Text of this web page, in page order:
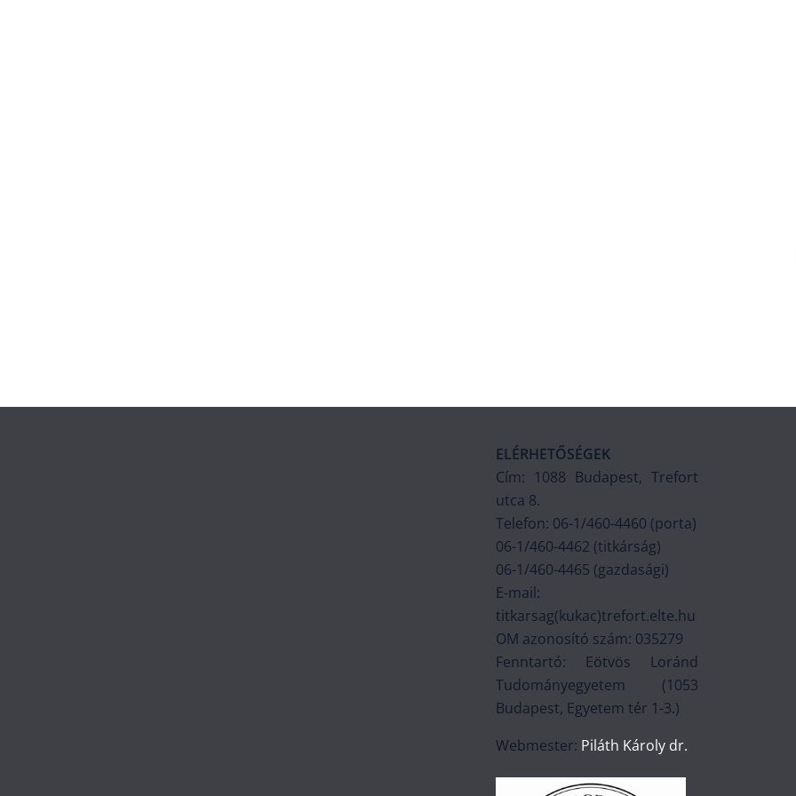
ELÉRHETŐSÉGEK
Cím: 1088 Budapest, Trefort
utca 8.
Telefon: 06-1/460-4460 (porta)
06-1/460-4462 (titkárság)
06-1/460-4465 (gazdasági)
E-mail:
titkarsag(kukac)trefort.elte.hu
OM azonosító szám: 035279
Fenntartó: Eötvös Loránd
Tudományegyetem (1053
Budapest, Egyetem tér 1-3.)
Webmester: Piláth Károly dr.